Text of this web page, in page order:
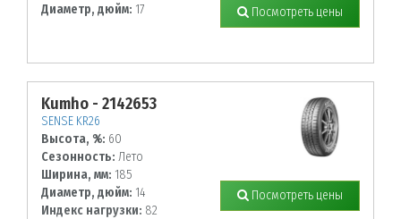
Диаметр, дюйм: 17 Посмотреть цены
Kumho - 2142653
SENSE KR26
Высота, %: 60
Сезонность: Лето
Ширина, мм: 185
Диаметр, дюйм: 14
Индекс нагрузки: 82
Посмотреть цены